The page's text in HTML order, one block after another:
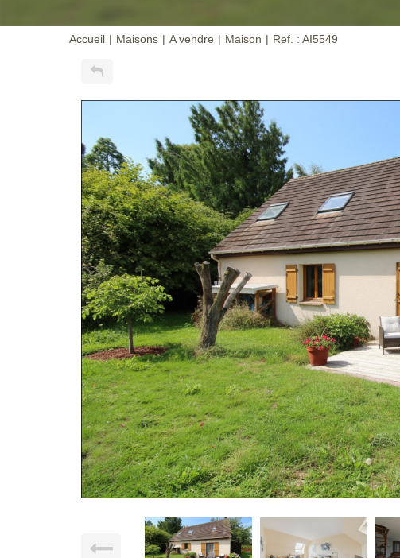
Accueil Maisons A vendre Maison Ref. : AI5549